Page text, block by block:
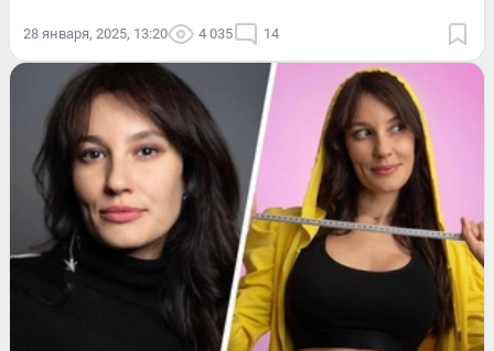
28 января, 2025, 13:20 4 035 14